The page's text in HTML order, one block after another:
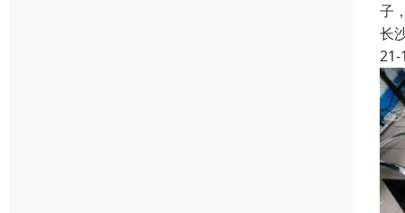
子
长
21-